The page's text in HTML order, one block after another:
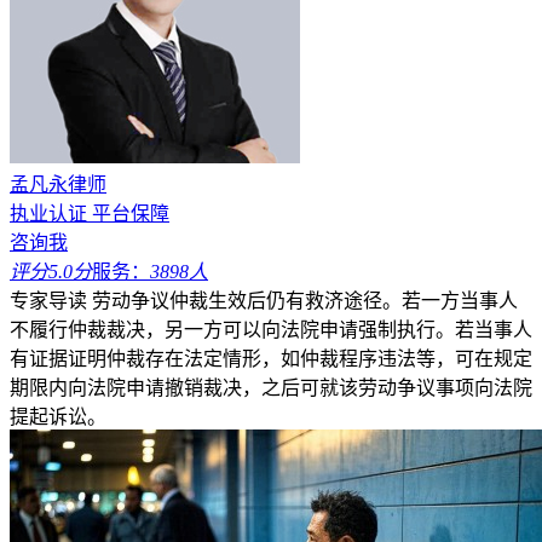
孟凡永律师
执业认证 平台保障
咨询我
评分5.0分服务： 3898人
专家导读 劳动争议仲裁生效后仍有救济途径。若一方当事人
不履行仲裁裁决，另一方可以向法院申请强制执行。若当事人
有证据证明仲裁存在法定情形，如仲裁程序违法等，可在规定
期限内向法院申请撤销裁决，之后可就该劳动争议事项向法院
提起诉讼。